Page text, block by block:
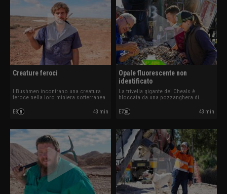
Creature feroci
I Bushmen incontrano una creatura
feroce nella loro miniera sotterranea.
E8 43 min
Opale fluorescente non
identificato
La trivella gigante dei Cheals è
bloccata da una pozzanghera di
E7 43 min